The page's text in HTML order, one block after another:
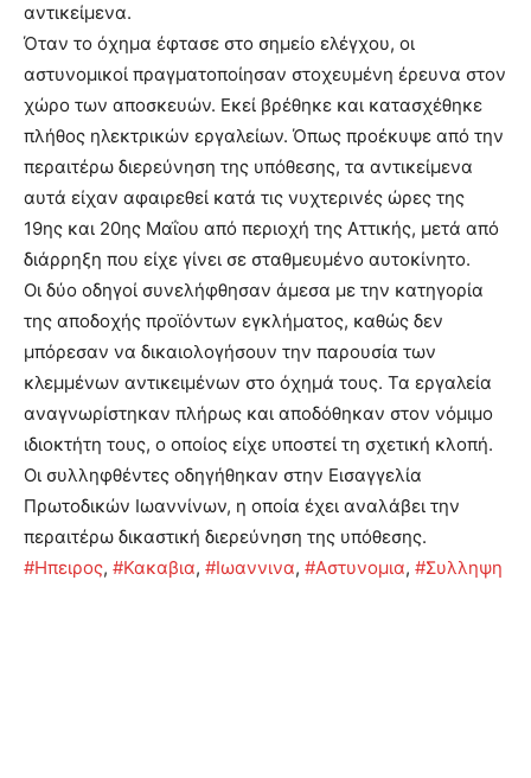
αντικείμενα.
Όταν το όχημα έφτασε στο σημείο ελέγχου, οι
αστυνομικοί πραγματοποίησαν στοχευμένη έρευνα στον
χώρο των αποσκευών. Εκεί βρέθηκε και κατασχέθηκε
πλήθος ηλεκτρικών εργαλείων. Όπως προέκυψε από την
περαιτέρω διερεύνηση της υπόθεσης, τα αντικείμενα
αυτά είχαν αφαιρεθεί κατά τις νυχτερινές ώρες της
19ης και 20ης Μαΐου από περιοχή της Αττικής, μετά από
διάρρηξη που είχε γίνει σε σταθμευμένο αυτοκίνητο.
Οι δύο οδηγοί συνελήφθησαν άμεσα με την κατηγορία
της αποδοχής προϊόντων εγκλήματος, καθώς δεν
μπόρεσαν να δικαιολογήσουν την παρουσία των
κλεμμένων αντικειμένων στο όχημά τους. Τα εργαλεία
αναγνωρίστηκαν πλήρως και αποδόθηκαν στον νόμιμο
ιδιοκτήτη τους, ο οποίος είχε υποστεί τη σχετική κλοπή.
Οι συλληφθέντες οδηγήθηκαν στην Εισαγγελία
Πρωτοδικών Ιωαννίνων, η οποία έχει αναλάβει την
περαιτέρω δικαστική διερεύνηση της υπόθεσης.
#Ηπειρος, #Κακαβια, #Ιωαννινα, #Αστυνομια, #Συλληψη